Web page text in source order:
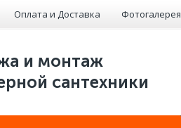
Оплата и Доставка Фотогалерея
и монтаж
сантехники